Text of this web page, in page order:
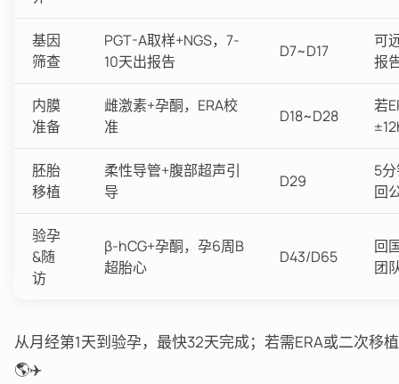
基因
筛查
PGT-A取样+NGS，7-
10天出报告
D7~D17
可
报
内膜
准备
雌激素+孕酮，ERA校
准
D18~D28
若
胚胎
移植
柔性导管+腹部超声引
导
D29
5
回
验孕
&随
访
β-hCG+孕酮，孕6周B
超胎心
D43/D65
回
团
从月经第1天到验孕，最快32天完成；若需ERA或二次移
🌎✈️